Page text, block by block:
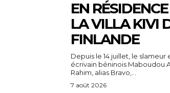
EN
LA VILLA KIVI
FINLANDE
Depuis le 14 juillet, le slameur
écrivain béninois Maboudou
Rahim, alias Bravo,...
7 août 2026